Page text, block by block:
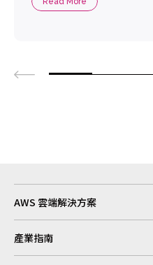
AWS 雲端解決方案
產業指南